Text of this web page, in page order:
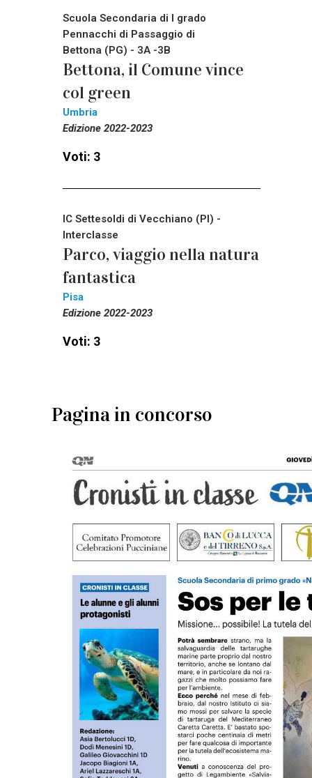
Scuola Secondaria di I grado
Pennacchi di Passaggio di
Bettona (PG) - 3A -3B
Bettona, il Comune vince
col green
Umbria
Edizione 2022-2023
Voti: 3
IC Settesoldi di Vecchiano (PI) -
Interclasse
Parco, viaggio nella natura
fantastica
Pisa
Edizione 2022-2023
Voti: 3
Pagina in concorso